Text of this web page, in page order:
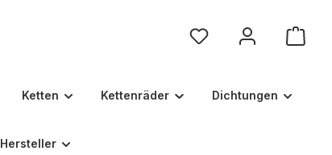
Du hast 0 Produkte
Ketten Kettenräder Dichtungen
Hersteller